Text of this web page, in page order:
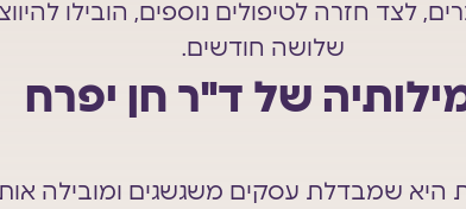
לצד חזרה לטיפולים נוספים, הובילו
שלושה חודשים.
של ד"ר חן יפרח
שמבדלת עסקים משגשגים ומובילה